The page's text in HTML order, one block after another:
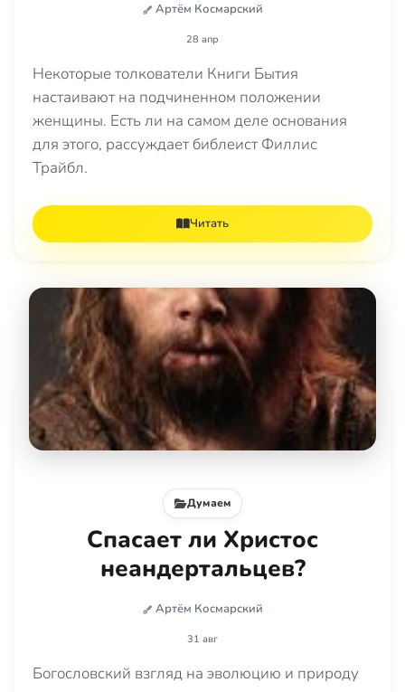
Артём Космарский
28 апр
Некоторые толкователи Книги Бытия
настаивают на подчиненном положении
женщины. Есть ли на самом деле основания
для этого, рассуждает библеист Филлис
Трайбл.
Читать
Думаем
Спасает ли Христос
неандертальцев?
Артём Космарский
31 авг
Богословский взгляд на эволюцию и природу